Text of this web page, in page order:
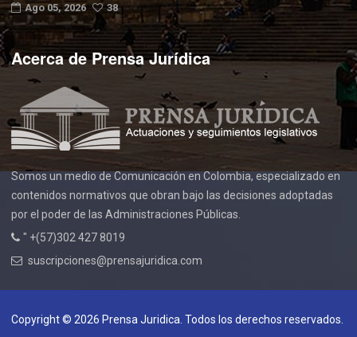
Ago 05, 2026 38
Acerca de Prensa Jurídica
Somos un medio de Comunicación en Colombia, especializado en
contenidos normativos que obran bajo las decisiones adoptadas
por el poder de las Administraciones Públicas.
" +(57)302 427 8019
suscripciones@prensajuridica.com
Copyright © 2026 Prensa Juridica. Todos los derechos reservados.